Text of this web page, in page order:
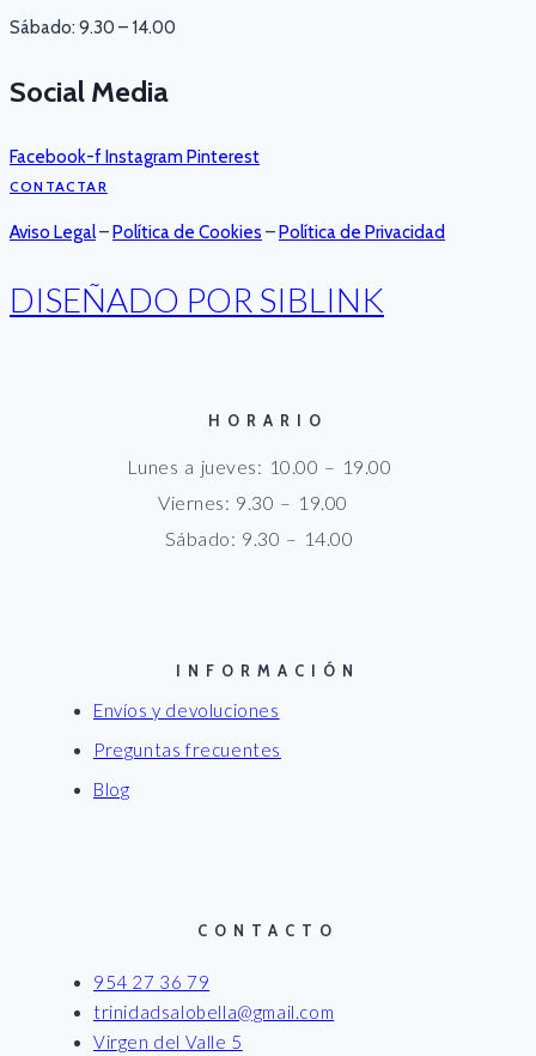
Sábado: 9.30 – 14.00
Social Media
Facebook-fInstagramPinterest
CONTACTAR
Aviso Legal–Política de Cookies –Política de Privacidad
DISEÑADO POR SIBLINK
HORARIO
Lunes a jueves: 10.00 – 19.00
Viernes: 9.30 – 19.00
Sábado: 9.30 – 14.00
INFORMACIÓN
Envíos y devoluciones
Preguntas frecuentes
Blog
CONTACTO
954 27 36 79
trinidadsalobella@gmail.com
Virgen del Valle 5